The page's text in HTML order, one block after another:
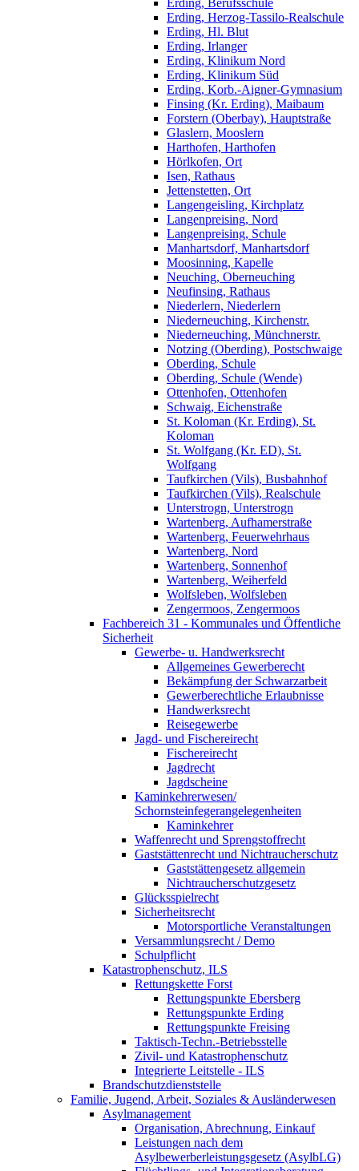
Erding, Berufsschule
Erding, Herzog-Tassilo-Realschule
Erding, Hl. Blut
Erding, Irlanger
Erding, Klinikum Nord
Erding, Klinikum Süd
Erding, Korb.-Aigner-Gymnasium
Finsing (Kr. Erding), Maibaum
Forstern (Oberbay), Hauptstraße
Glaslern, Mooslern
Harthofen, Harthofen
Hörlkofen, Ort
Isen, Rathaus
Jettenstetten, Ort
Langengeisling, Kirchplatz
Langenpreising, Nord
Langenpreising, Schule
Manhartsdorf, Manhartsdorf
Moosinning, Kapelle
Neuching, Oberneuching
Neufinsing, Rathaus
Niederlern, Niederlern
Niederneuching, Kirchenstr.
Niederneuching, Münchnerstr.
Notzing (Oberding), Postschwaige
Oberding, Schule
Oberding, Schule (Wende)
Ottenhofen, Ottenhofen
Schwaig, Eichenstraße
St. Koloman (Kr. Erding), St.
Koloman
St. Wolfgang (Kr. ED), St.
Wolfgang
Taufkirchen (Vils), Busbahnhof
Taufkirchen (Vils), Realschule
Unterstrogn, Unterstrogn
Wartenberg, Aufhamerstraße
Wartenberg, Feuerwehrhaus
Wartenberg, Nord
Wartenberg, Sonnenhof
Wartenberg, Weiherfeld
Wolfsleben, Wolfsleben
Zengermoos, Zengermoos
Fachbereich 31 - Kommunales und Öffentliche
Sicherheit
Gewerbe- u. Handwerksrecht
Allgemeines Gewerberecht
Bekämpfung der Schwarzarbeit
Gewerberechtliche Erlaubnisse
Handwerksrecht
Reisegewerbe
Jagd- und Fischereirecht
Fischereirecht
Jagdrecht
Jagdscheine
Kaminkehrerwesen/
Schornsteinfegerangelegenheiten
Kaminkehrer
Waffenrecht und Sprengstoffrecht
Gaststättenrecht und Nichtraucherschutz
Gaststättengesetz allgemein
Nichtraucherschutzgesetz
Glücksspielrecht
Sicherheitsrecht
Motorsportliche Veranstaltungen
Versammlungsrecht / Demo
Schulpflicht
Katastrophenschutz, ILS
Rettungskette Forst
Rettungspunkte Ebersberg
Rettungspunkte Erding
Rettungspunkte Freising
Taktisch-Techn.-Betriebsstelle
Zivil- und Katastrophenschutz
Integrierte Leitstelle - ILS
Brandschutzdienststelle
Familie, Jugend, Arbeit, Soziales & Ausländerwesen
Asylmanagement
Organisation, Abrechnung, Einkauf
Leistungen nach dem
Asylbewerberleistungsgesetz (AsylbLG)